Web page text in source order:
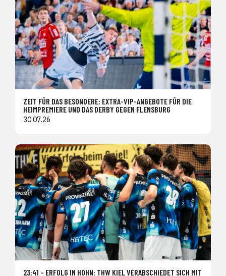
ZEIT FÜR DAS BESONDERE: EXTRA-VIP-ANGEBOTE FÜR DIE
HEIMPREMIERE UND DAS DERBY GEGEN FLENSBURG
30.07.26
23:41 – ERFOLG IN HOHN: THW KIEL VERABSCHIEDET SICH MIT